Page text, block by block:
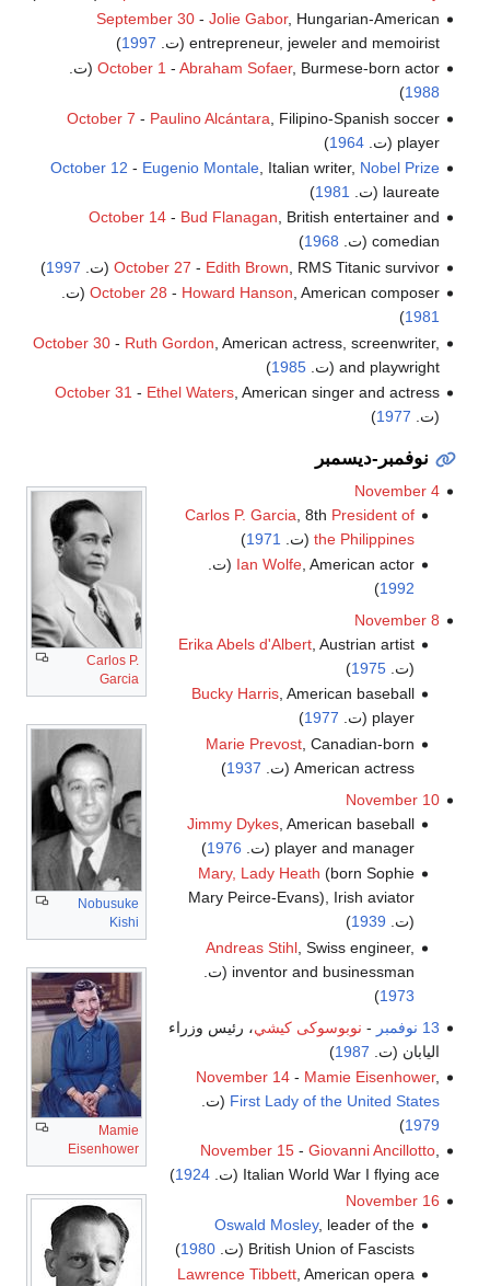
September 30- Jolie Gabor, Hungarian-American
entrepreneur, jeweler and memoirist (ت.
1997
)
October 1 - Abraham Sofaer, Burmese-born actor (ت.
1988
)
October 7 - Paulino Alcántara , Filipino-Spanish soccer
player (ت.
1964
)
October 12 - Eugenio Montale, Italian writer, Nobel Prize
laureate (ت.
1981
)
October 14- Bud Flanagan, British entertainer and
comedian (ت.
1968
)
October 27 - Edith Brown , RMS Titanic survivor (ت. 1997
)
October 28 - Howard Hanson, American composer (ت.
1981
)
October 30- Ruth Gordon , American actress, screenwriter,
and playwright (ت.
1985
)
October 31 - Ethel Waters, American singer and actress
(ت. 1977
)
نوفمبر-ديسمبر
Carlos P.
Garcia
Nobusuke
Kishi
Mamie
Eisenhower
November 4
Carlos P. Garcia , 8th President of
the Philippines(ت. 1971
)
Ian Wolfe , American actor (ت.
1992
)
November 8
Erika Abels d'Albert , Austrian artist
(ت. 1975
)
Bucky Harris, American baseball
player (ت.
1977
)
Marie Prevost , Canadian-born
American actress (ت.
1937
)
November 10
Jimmy Dykes , American baseball
player and manager (ت.
1976
)
Mary, Lady Heath (born Sophie
Mary Peirce-Evans), Irish aviator
(ت. 1939
)
Andreas Stihl , Swiss engineer,
inventor and businessman (ت.
1973
)
13 نوفمبر
- نوبوسوكى كيشي، رئيس وزراء
اليابان (ت. 1987
)
November 14- Mamie Eisenhower,
First Lady of the United States (ت.
1979
)
November 15- Giovanni Ancillotto,
Italian World War I flying ace (ت.
1924
)
November 16
Oswald Mosley, leader of the
British Union of Fascists (ت.
1980
)
Lawrence Tibbett , American opera